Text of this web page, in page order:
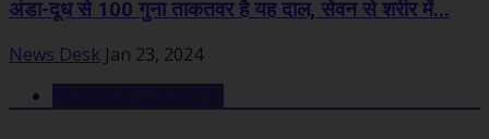
अंडा-दूध से 100 गुना ताकतवर है यह दाल, सेवन से शरीर में...
News Desk Jan 23, 2024